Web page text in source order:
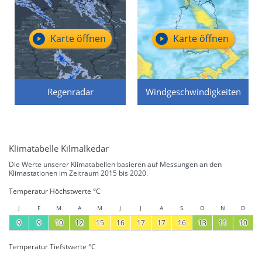
Regenradar
Karte öffnen
Windgeschwindigkeiten
Karte öffnen
Klimatabelle Kilmalkedar
Die Werte unserer Klimatabellen basieren auf Messungen an den
Klimastationen im Zeitraum 2015 bis 2020.
Temperatur Höchstwerte °C
J F M A M J J A S O N D
9 9 10 12 15 16 17 17 16 13 11 10
Temperatur Tiefstwerte °C